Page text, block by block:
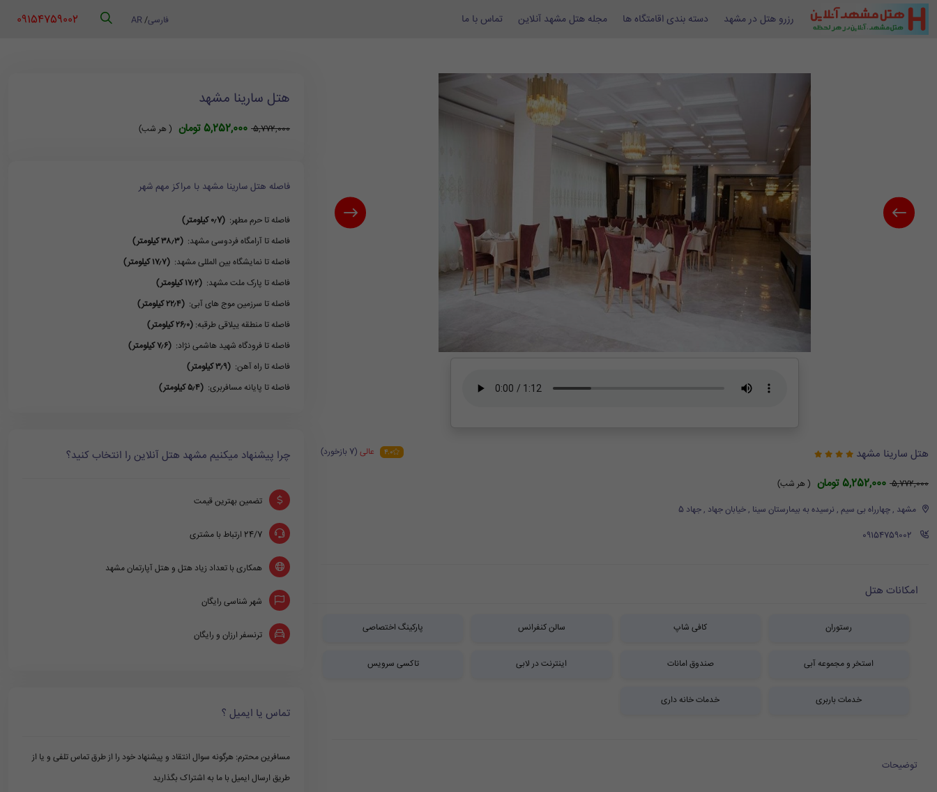
رزرو هتل در مشهد دسته بندی اقامتگاه ها مجله هتل مشهد آنلاین تماس با ما فارسی/
AR
‪ 09154759002
هتل سارینا مشهد
5,772,000 5,252,000 تومان
( هر شب)
مشهد , چهارراه بی سیم , نرسیده به بیمارستان سینا , خیابان جهاد , جهاد 5
‪ 09154759002
4.0 عالی (7 بازخورد)
امکانات هتل
رستوران کافی شاپ سالن کنفرانس پارکینگ اختصاصی
استخر و مجموعه آبی صندوق امانات اینترنت در لابی تاکسی سرویس
خدمات باربری خدمات خانه داری
توضیحات
هتل سارینا مشهد
5,772,000 5,252,000 تومان ( هر شب)
فاصله هتل سارینا مشهد با مراکز مهم شهر
فاصله تا حرم مطهر: (۰٫7 کیلومتر)
فاصله تا آرامگاه فردوسی مشهد: (۳۸٫۳ کیلومتر)
فاصله تا نمایشگاه بین المللی مشهد: (۱۷٫۷ کیلومتر)
فاصله تا پارک ملت مشهد: (۱۷٫۲ کیلومتر)
فاصله تا سرزمین موج های آبی: (۲۲٫۴ کیلومتر)
فاصله تا منطقه ییلاقی طرقبه: (۲۶٫۰ کیلومتر)
فاصله تا فرودگاه شهید هاشمی نژاد: (۷٫۶ کیلومتر)
فاصله تا راه آهن: (۳٫۹ کیلومتر)
فاصله تا پایانه مسافربری: (۵٫۴ کیلومتر)
چرا پیشنهاد میکنیم مشهد هتل آنلاین را انتخاب کنید؟
تضمین بهترین قیمت
24/7 ارتباط با مشتری
همکاری با تعداد زیاد هتل و هتل آپارتمان مشهد
شهر شناسی رایگان
ترنسفر ارزان و رایگان
تماس یا ایمیل ؟
مسافرین محترم: هرگونه سوال انتقاد و پیشنهاد خود را از طرق تماس تلفی و یا از
طریق ارسال ایمیل با ما به اشتراک بگذارید